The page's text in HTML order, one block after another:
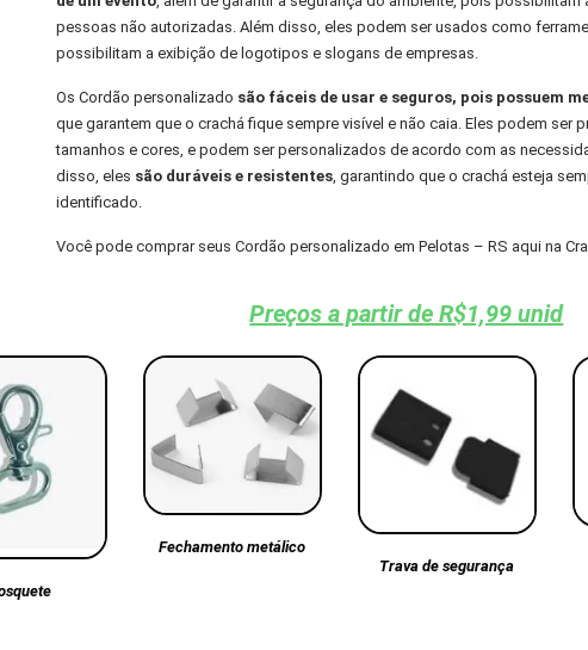
pessoas não autorizadas. Além disso, eles podem ser usados como
possibilitam a exibição de logotipos e slogans de empresas.
Os Cordão personalizado são fáceis de usar e seguros, pois possuem
que garantem que o crachá fique sempre visível e não caia. Eles podem ser
tamanhos e cores, e podem ser personalizados de acordo com as
disso, eles são duráveis e resistentes, garantindo que o crachá esteja
identificado.
Você pode comprar seus Cordão personalizado em Pelotas – RS aqui na
Preços a partir de R$1,99 unid
Fechamento metálico
Trava de segurança